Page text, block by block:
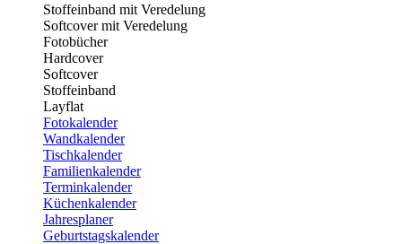
Stoffeinband mit Veredelung
Softcover mit Veredelung
Fotobücher
Hardcover
Softcover
Stoffeinband
Layflat
Fotokalender
Wandkalender
Tischkalender
Familienkalender
Terminkalender
Küchenkalender
Jahresplaner
Geburtstagskalender